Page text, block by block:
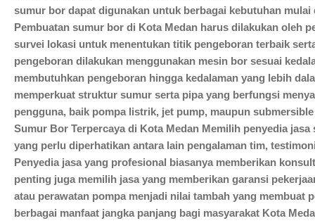
sumur bor dapat digunakan untuk berbagai kebutuhan
Pembuatan sumur bor di Kota Medan harus dilakukan oleh
survei lokasi untuk menentukan titik pengeboran terbaik
pengeboran dilakukan menggunakan mesin bor sesuai
membutuhkan pengeboran hingga kedalaman yang lebih
memperkuat struktur sumur serta pipa yang berfungsi
pengguna, baik pompa listrik, jet pump, maupun
Sumur Bor Terpercaya di Kota Medan Memilih penyedia
yang perlu diperhatikan antara lain pengalaman tim,
Penyedia jasa yang profesional biasanya memberikan
penting juga memilih jasa yang memberikan garansi
atau perawatan pompa menjadi nilai tambah yang membuat
berbagai manfaat jangka panjang bagi masyarakat Kota